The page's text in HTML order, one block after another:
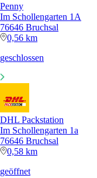
Penny
Im Schollengarten 1A
76646 Bruchsal
0,56 km
geschlossen
DHL Packstation
Im Schollengarten 1a
76646 Bruchsal
0,58 km
geöffnet